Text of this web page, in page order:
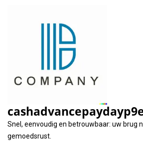
Snel, eenvoudig en betrouwbaar: uw brug
gemoedsrust.
Tag: